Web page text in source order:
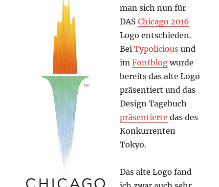
man sich nun für
DASChicago 2016
Logo entschieden.
BeiTypolicious und
imFontblog wurde
bereits das alte Logo
präsentiert und das
Design Tagebuch
präsentierte das des
Konkurrenten
Tokyo.
Das alte Logo fand